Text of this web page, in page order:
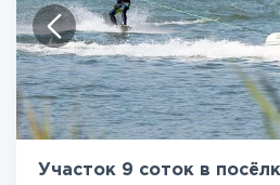
Участок 9 соток в